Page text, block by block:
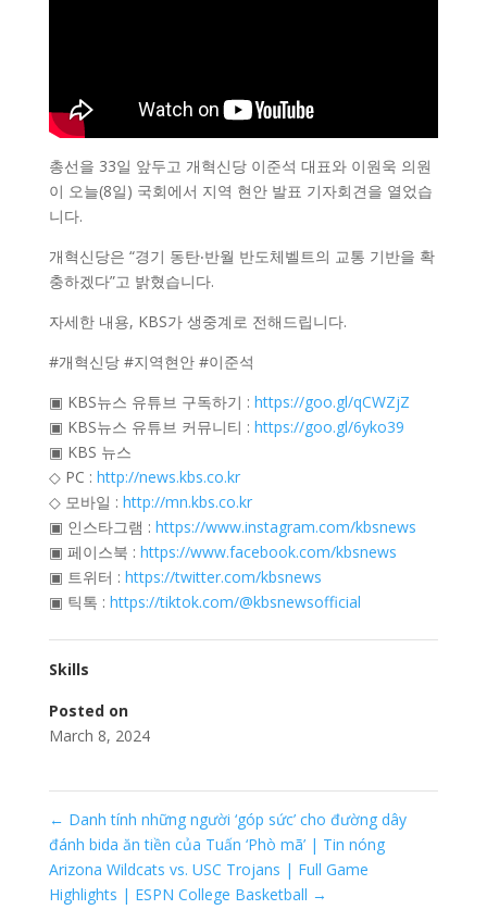
총선을 33일 앞두고 개혁신당 이준석 대표와 이원욱 의원
이 오늘(8일) 국회에서 지역 현안 발표 기자회견을 열었습
니다.
개혁신당은 “경기 동탄‧반월 반도체벨트의 교통 기반을 확
충하겠다”고 밝혔습니다.
자세한 내용, KBS가 생중계로 전해드립니다.
#개혁신당 #지역현안 #이준석
▣ KBS뉴스 유튜브 구독하기 : https://goo.gl/qCWZjZ
▣ KBS뉴스 유튜브 커뮤니티 : https://goo.gl/6yko39
▣ KBS 뉴스
◇ PC : http://news.kbs.co.kr
◇ 모바일 : http://mn.kbs.co.kr
▣ 인스타그램 : https://www.instagram.com/kbsnews
▣ 페이스북 : https://www.facebook.com/kbsnews
▣ 트위터 : https://twitter.com/kbsnews
▣ 틱톡 : https://tiktok.com/@kbsnewsofficial
Skills
Posted on
March 8, 2024
← Danh tính những người ‘góp sức’ cho đường dây
đánh bida ăn tiền của Tuấn ‘Phò mã’ | Tin nóng
Arizona Wildcats vs. USC Trojans | Full Game
Highlights | ESPN College Basketball →